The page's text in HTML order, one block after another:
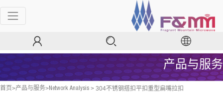
产品与服务
首页>产品与服务>Network Analysis > 304不锈钢搭扣平扣重型扁嘴拉扣